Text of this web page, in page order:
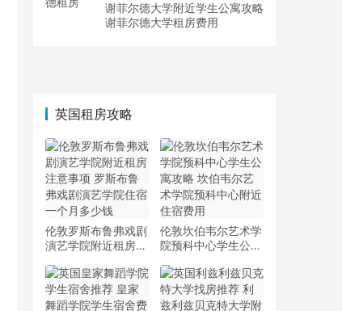
谢菲尔德大学附近学生公寓攻略
谢菲尔德大学租房费用
英国租房攻略
伦敦罗斯布鲁弗戏剧
演艺学院附近租房注
戏剧演艺学院住宿一
个月多少钱
伦敦坎伯韦尔艺术学
院预科中心学生公寓
学院预科中心附近住
宿费用